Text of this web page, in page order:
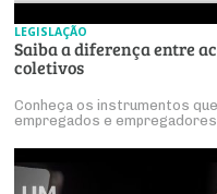
LEGISLAÇÃO
Saiba a diferença entre
coletivos
Conheça os instrumentos
empregados e